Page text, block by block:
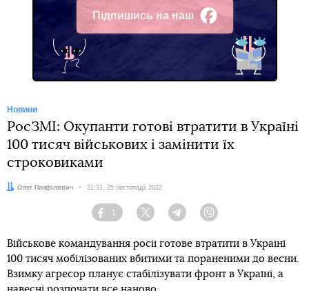
Підпишись на наш
Facebook
Новини
РосЗМІ: Окупанти готові втратити в Україні
100 тисяч військових і замінити їх
строковиками
Автор:
Олег Панфілович Дата:
21:31, 25 листопада 2022
Facebook
1
Twitter TelegramViber
Військове командування росії готове втратити в Україні
100 тисяч мобілізованих вбитими та пораненими до весни.
Взимку агресор планує стабілізувати фронт в Україні, а